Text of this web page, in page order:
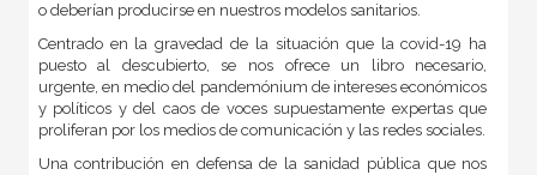
o deberían producirse en nuestros modelos sanitarios.
Centrado en la gravedad de la situación que la covid-19 ha
puesto al descubierto, se nos ofrece un libro necesario,
urgente, en medio del pandemónium de intereses económicos
y políticos y del caos de voces supuestamente expertas que
proliferan por los medios de comunicación y las redes sociales.
Una contribución en defensa de la sanidad pública que nos